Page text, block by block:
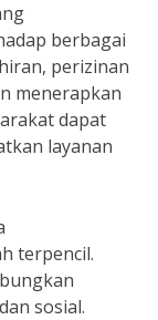
berbagai
perizinan
menerapkan
dapat
layanan
terpencil.
sosial.